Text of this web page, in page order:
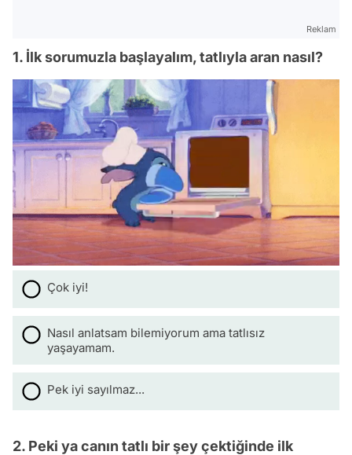
Reklam
1. İlk sorumuzla başlayalım, tatlıyla aran nasıl?
Çok iyi!
Nasıl anlatsam bilemiyorum ama tatlısız
yaşayamam.
Pek iyi sayılmaz...
2. Peki ya canın tatlı bir şey çektiğinde ilk